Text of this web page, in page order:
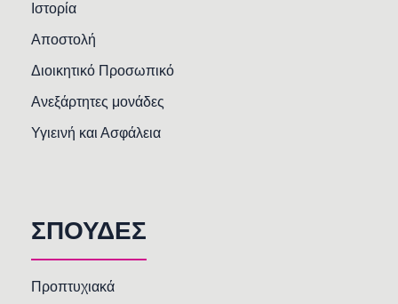
Ιστορία
Αποστολή
Διοικητικό Προσωπικό
Ανεξάρτητες μονάδες
Υγιεινή και Ασφάλεια
ΣΠΟΥΔΕΣ
Προπτυχιακά